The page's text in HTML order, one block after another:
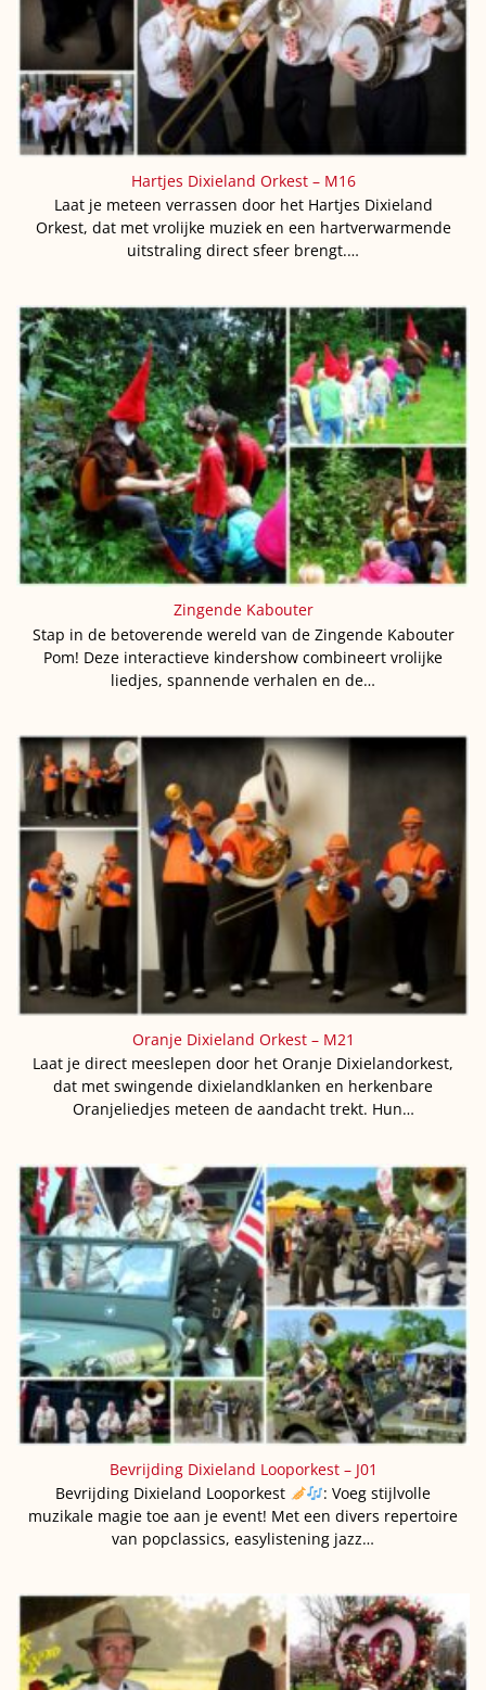
Hartjes Dixieland Orkest – M16
Laat je meteen verrassen door het Hartjes Dixieland
Orkest, dat met vrolijke muziek en een hartverwarmende
uitstraling direct sfeer brengt.…
Zingende Kabouter
Stap in de betoverende wereld van de Zingende Kabouter
Pom! Deze interactieve kindershow combineert vrolijke
liedjes, spannende verhalen en de…
Oranje Dixieland Orkest – M21
Laat je direct meeslepen door het Oranje Dixielandorkest,
dat met swingende dixielandklanken en herkenbare
Oranjeliedjes meteen de aandacht trekt. Hun…
Bevrijding Dixieland Looporkest – J01
Bevrijding Dixieland Looporkest
: Voeg stijlvolle
muzikale magie toe aan je event! Met een divers repertoire
van popclassics, easylistening jazz…